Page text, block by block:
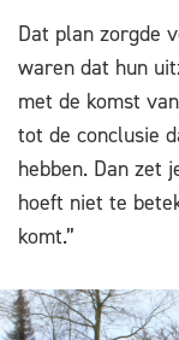
Dat plan zorgde
waren dat hun
met de komst
tot de conclusie
hebben. Dan zet
hoeft niet te
komt.”